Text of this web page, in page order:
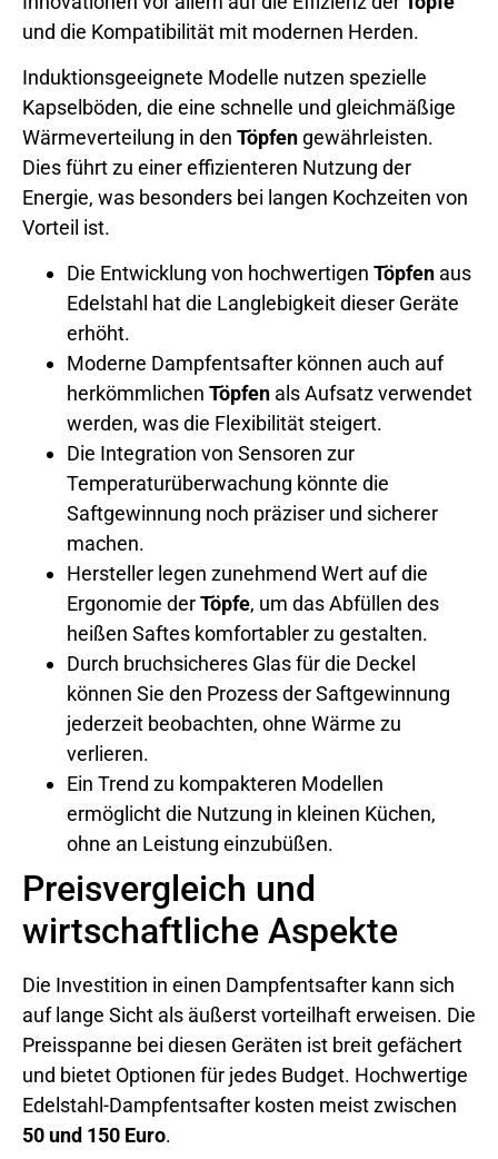
und die Kompatibilität mit modernen Herden.
Induktionsgeeignete Modelle nutzen spezielle
Kapselböden, die eine schnelle und gleichmäßige
Wärmeverteilung in den Töpfen gewährleisten.
Dies führt zu einer effizienteren Nutzung der
Energie, was besonders bei langen Kochzeiten von
Vorteil ist.
Die Entwicklung von hochwertigen Töpfen aus
Edelstahl hat die Langlebigkeit dieser Geräte
erhöht.
Moderne Dampfentsafter können auch auf
herkömmlichen Töpfen als Aufsatz verwendet
werden, was die Flexibilität steigert.
Die Integration von Sensoren zur
Temperaturüberwachung könnte die
Saftgewinnung noch präziser und sicherer
machen.
Hersteller legen zunehmend Wert auf die
Ergonomie derTöpfe, um das Abfüllen des
heißen Saftes komfortabler zu gestalten.
Durch bruchsicheres Glas für die Deckel
können Sie den Prozess der Saftgewinnung
jederzeit beobachten, ohne Wärme zu
verlieren.
Ein Trend zu kompakteren Modellen
ermöglicht die Nutzung in kleinen Küchen,
ohne an Leistung einzubüßen.
Preisvergleich und
wirtschaftliche Aspekte
Die Investition in einen Dampfentsafter kann sich
auf lange Sicht als äußerst vorteilhaft erweisen. Die
Preisspanne bei diesen Geräten ist breit gefächert
und bietet Optionen für jedes Budget. Hochwertige
Edelstahl-Dampfentsafter kosten meist zwischen
50 und 150 Euro.